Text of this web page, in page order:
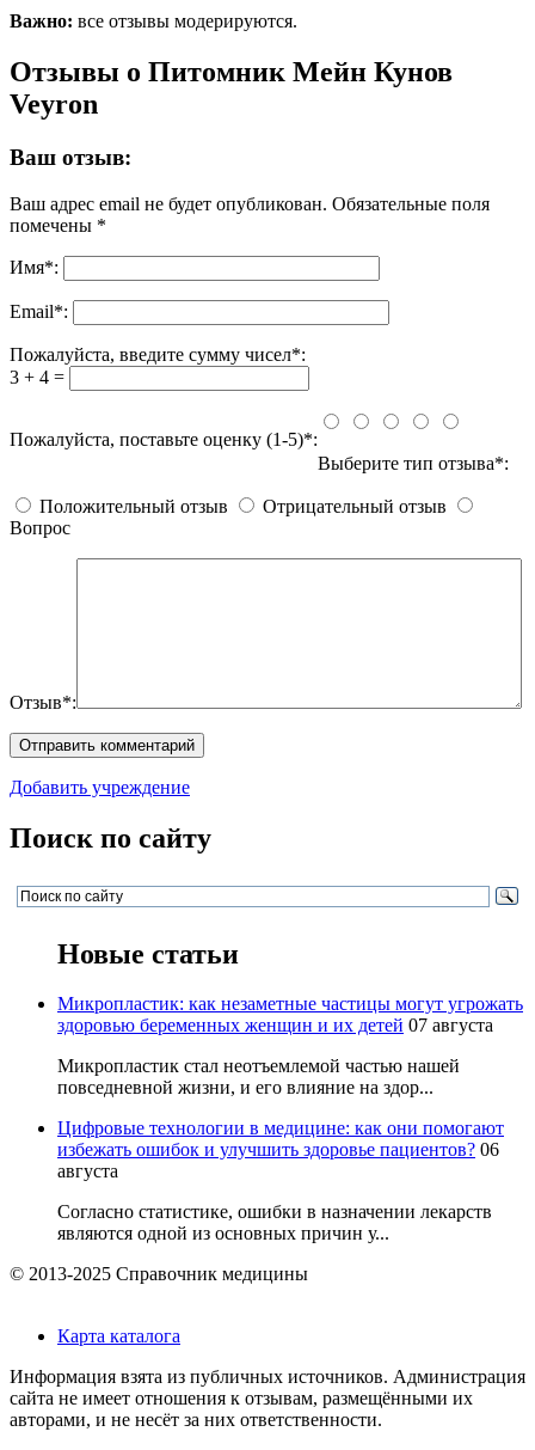
Важно: все отзывы модерируются.
Отзывы о Питомник Мейн Кунов
Veyron
Ваш отзыв:
Ваш адрес email не будет опубликован. Обязательные поля
помечены *
Имя*:
Email*:
Пожалуйста, введите сумму чисел*:
3 + 4 =
Пожалуйста, поставьте оценку (1-5)*:
Выберите тип отзыва*:
Положительный отзыв
Отрицательный отзыв
Вопрос
Отзыв*:
Добавить учреждение
Поиск по сайту
Новые статьи
Микропластик: как незаметные частицы могут угрожать
здоровью беременных женщин и их детей 07 августа
Микропластик стал неотъемлемой частью нашей
повседневной жизни, и его влияние на здор...
Цифровые технологии в медицине: как они помогают
избежать ошибок и улучшить здоровье пациентов? 06
августа
Согласно статистике, ошибки в назначении лекарств
являются одной из основных причин у...
© 2013-2025 Справочник медицины
Карта каталога
Информация взята из публичных источников. Администрация
сайта не имеет отношения к отзывам, размещёнными их
авторами, и не несёт за них ответственности.